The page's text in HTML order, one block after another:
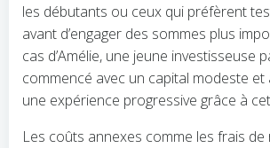
les débutants ou ceux qui préfèrent
avant d’engager des sommes plus
cas d’Amélie, une jeune investisseuse
commencé avec un capital modeste
une expérience progressive grâce à
Les coûts annexes comme les frais